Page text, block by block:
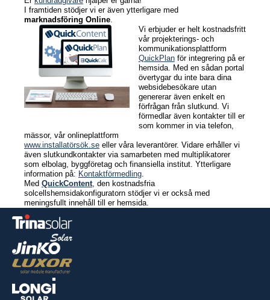
Systemräknare
Hemsidakonfigurator
Expertrådgivning
Lager/Logistik
Kontaktförmedling
Vidareutbildning
After Sales / Reklamation
Marknadsföring
Expertis
Kontakt
Nyheter
Jobb/Studier
I framtiden stödjer vi er även ytterligare med
marknadsföring Online.
Vi erbjuder er helt kostnadsfritt
vår projekterings- och
kommunikationsplattform
QuickPlanför integrering på er
hemsida. Med en sådan portal
övertygar du inte bara dina
websidebesökare utan
genererar även enkelt en
förfrågan från slutkund. Vi
förmedlar även kontakter till er
som kommer in via telefon,
mässor, vår onlineplattform
www.installatörsök.se eller våra leverantörer. Vidare erhåller vi
även slutkundkontakter via samarbeten med multiplikatorer
som elbolag, byggföretag och finansiella institut. Ytterligare
information på: Kontaktförmedling.
Med QuickContent, den kostnadsfria
solcellshemsidakonfiguratorn stödjer vi er också med
meningsfullt innehåll till er hemsida.